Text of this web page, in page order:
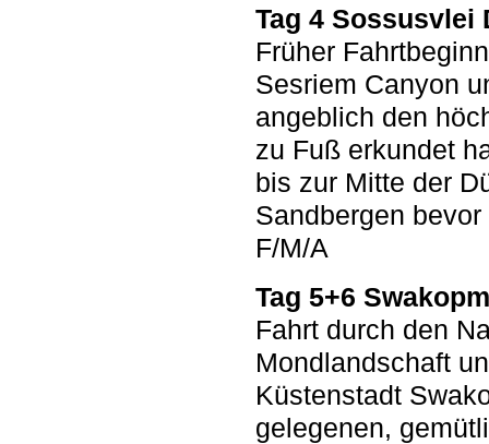
Tag 4 Sossusvlei
Früher
Sesriem Canyon
angeblich den
zu Fuß erkundet
bis zur Mitte der
Sandbergen
F/M/A
Tag 5+6
Fahrt durch den
Mondlandschaft
Küstenstadt
gelegenen,